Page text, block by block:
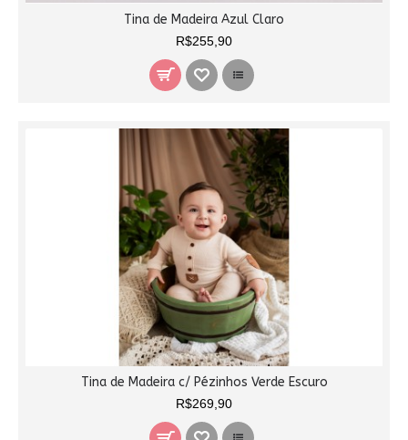
Tina de Madeira Azul Claro
R$255,90
Tina de Madeira c/ Pézinhos Verde Escuro
R$269,90